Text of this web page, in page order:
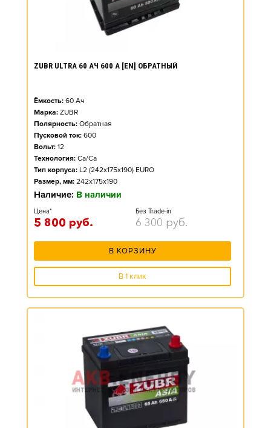
ZUBR ULTRA 60 АЧ 600 А [EN] ОБРАТНЫЙ
Ёмкость: 60 Ач
Марка: ZUBR
Полярность: Обратная
Пусковой ток: 600
Вольт: 12
Технология: Ca/Ca
Тип корпуса: L2 (242x175x190) EURO
Размер, мм: 242x175x190
Наличие: В наличии
Цена*
5 800 руб.
Без Trade-in
6 300 руб.
В КОРЗИНУ
В 1 клик